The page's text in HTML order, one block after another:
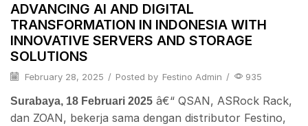
ADVANCING AI AND DIGITAL
TRANSFORMATION IN INDONESIA WITH
INNOVATIVE SERVERS AND STORAGE
SOLUTIONS
February 28, 2025 / Posted by Festino Admin / 935
Surabaya, 18 Februari 2025 â€“ QSAN, ASRock Rack,
dan ZOAN, bekerja sama dengan distributor Festino,